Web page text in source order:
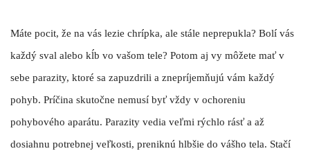
Máte pocit, že na vás lezie chrípka, ale stále neprepukla? Bolí vás
každý sval alebo kĺb vo vašom tele? Potom aj vy môžete mať v
sebe parazity, ktoré sa zapuzdrili a znepríjemňujú vám každý
pohyb. Príčina skutočne nemusí byť vždy v ochoreniu
pohybového aparátu. Parazity vedia veľmi rýchlo rásť a až
dosiahnu potrebnej veľkosti, preniknú hlbšie do vášho tela. Stačí